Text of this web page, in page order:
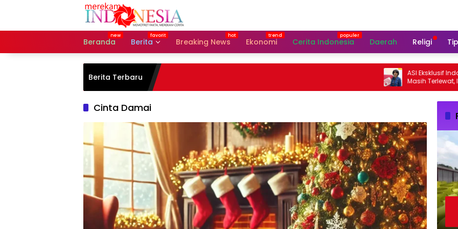
Beranda Berita Breaking News Ekonomi Cerita Indonesia Daerah Religi
Berita Terbaru
ASI Eksklusif
Masih Terlewat, Ini
Cinta Damai